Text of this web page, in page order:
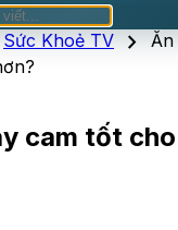
Sức Khoẻ TV chevron_right Ăn
cam tốt